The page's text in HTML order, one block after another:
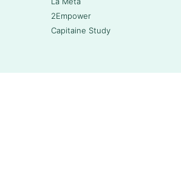
2Empower
Capitaine Study